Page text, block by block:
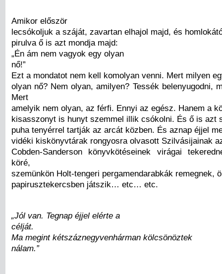
Amikor először
lecsókoljuk a száját, zavartan elhajol majd, és
pirulva ő is azt mondja majd:
„Én ám nem vagyok egy olyan
nő!”
Ezt a mondatot nem kell komolyan venni. Mert milyen
olyan nő? Nem olyan, amilyen? Tessék belenyugodni,
Mert
amelyik nem olyan, az férfi. Ennyi az egész. Hanem a
kisasszonyt is hunyt szemmel illik csókolni. És ő is azt
puha tenyérrel tartják az arcát közben. És aznap éjjel
vidéki kiskönyvtárak rongyosra olvasott Szilvásijainak
Cobden-Sanderson könyvkötéseinek virágai
köré,
szemünkön Holt-tengeri pergamendarabkák remegnek,
papirusztekercsben játszik… etc… etc.
„Jól van. Tegnap éjjel elérte a
célját.
Ma megint kétszáznegyvenhárman kölcsönöztek
nálam.”